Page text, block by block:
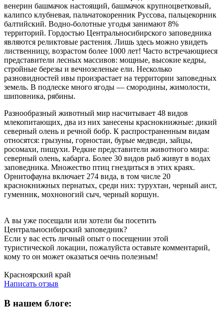
венерин башмачок настоящий, башмачок крупноцветковый,
калипсо клубневая, пальчатокоренник Руссова, пальцекорник
балтийский. Водно-болотные угодья занимают 8%
территорий. Гордостью Центральносибирского заповедника
являются реликтовые растения. Лишь здесь можно увидеть
лиственницу, возрастом более 1000 лет! Часто встречающиеся
представители лесных массивов: мощные, высокие кедры,
стройные березы и вечнозеленые ели. Несколько
разновидностей ивы произрастает на территории заповедных
земель. В подлеске много ягоды — смородины, жимолости,
шиповника, рябины.
Разнообразный животный мир насчитывает 48 видов
млекопитающих, два из них занесены краснокнижные: дикий
северный олень и речной бобр. К распространенным видам
относятся: грызуны, горностаи, бурые медведи, зайцы,
росомахи, пищухи. Редкие представители животного мира:
северный олень, кабарга. Более 30 видов рыб живут в водах
заповедника. Множество птиц гнездиться в этих краях.
Орнитофауна включает 274 вида, в том числе 20
краснокнижных пернатых, среди них: турухтан, черный аист,
гуменник, мохноногий сыч, черный коршун.
А вы уже посещали или хотели бы посетить
Центральносибирский заповедник?
Если у вас есть личный опыт о посещении этой
туристической локации, пожалуйста оставьте комментарий,
кому то он может оказаться оечнь полезным!
Красноярский край
Написать отзыв
В нашем блоге: